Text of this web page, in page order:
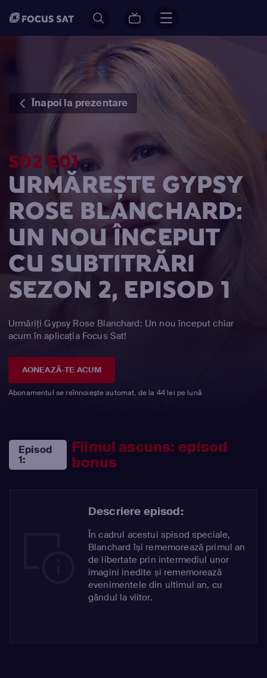
Înapoi la prezentare
S02 E01
URMĂREȘTE GYPSY
ROSE BLANCHARD:
UN NOU ÎNCEPUT
CU SUBTITRĂRI
SEZON 2, EPISOD 1
Urmăriți Gypsy Rose Blanchard: Un nou început chiar
acum în aplicația Focus Sat!
AONEAZĂ-TE ACUM
Abonamentul se reînnoiește automat, de la 44 lei pe lună
Episod
1:
Filmul ascuns: episod
bonus
Descriere episod:
În cadrul acestui spisod speciale,
Blanchard își rememorează primul an
de libertate prin intermediul unor
imagini inedite și rememorează
evenimentele din ultimul an, cu
gândul la viitor.